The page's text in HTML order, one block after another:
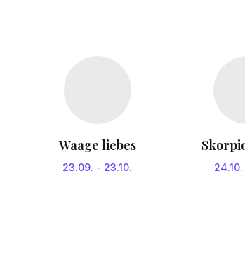
Waage liebes
23.09. - 23.10. 24.10.